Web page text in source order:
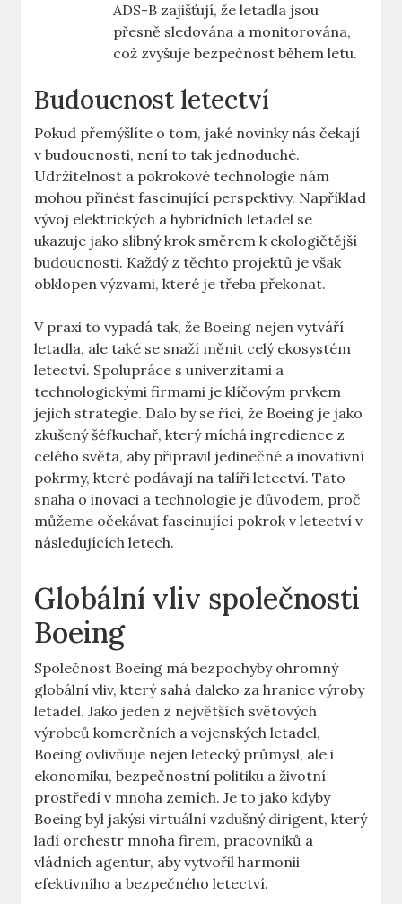
⁢ADS-B zajišťují, že letadla jsou
přesně sledována a monitorována,⁣
což⁢ zvyšuje bezpečnost ‌během letu.
Budoucnost ‍letectví
Pokud přemýšlíte o tom, jaké novinky​ nás⁣ čekají
v budoucnosti, není to tak jednoduché.
Udržitelnost⁢ a pokrokové technologie nám
mohou přinést fascinující ⁤perspektivy. Například
vývoj elektrických a hybridních letadel se
ukazuje ⁢jako‌ slibný ⁣krok směrem ⁢k ekologičtější
budoucnosti. Každý z ⁣těchto projektů je však
obklopen výzvami, které⁣ je⁤ třeba překonat.
V praxi⁤ to vypadá tak, že​ Boeing nejen‌ vytváří
letadla, ale také se snaží měnit‍ celý ekosystém
letectví. Spolupráce s⁣ univerzitami a
technologickými firmami je klíčovým prvkem
‌jejich⁣ strategie.⁢ Dalo by se říci, ‌že Boeing je ​jako
zkušený šéfkuchař, který míchá ingredience ⁤z
celého ⁢světa, aby připravil jedinečné ⁢a inovativní
pokrmy, které ⁣podávají na ⁢talíři⁢ letectví. ⁣Tato
snaha⁤ o inovaci ⁣a technologie je ⁣důvodem, proč
můžeme ⁣očekávat⁤ fascinující pokrok v⁤ letectví v
následujících letech.
Globální vliv​ společnosti
⁣Boeing
Společnost Boeing má⁤ bezpochyby ohromný
globální ⁤vliv, který sahá daleko za hranice výroby​
letadel. Jako jeden ⁣z největších⁣ světových
výrobců komerčních a vojenských‌ letadel,
Boeing ovlivňuje nejen⁢ letecký průmysl, ale i
ekonomiku, ⁣bezpečnostní politiku a ‍životní
prostředí ⁤v ​mnoha zemích. Je ⁢to ⁢jako kdyby‌
Boeing byl⁢ jakýsi virtuální vzdušný dirigent, který
⁣ladí​ orchestr mnoha firem, pracovníků a
vládních agentur,‍ aby vytvořil harmonii
efektivního a bezpečného letectví.